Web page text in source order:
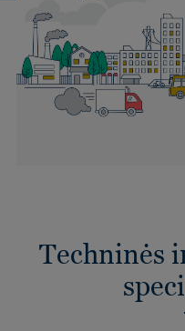
Techninės